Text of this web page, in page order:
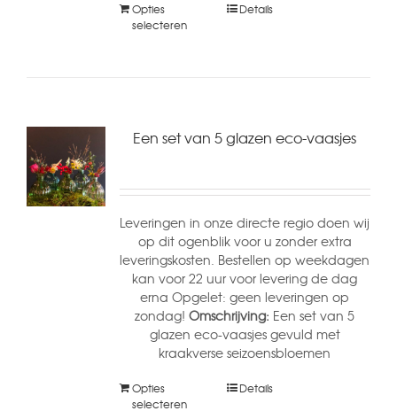
Opties
selecteren
Details
Een set van 5 glazen eco-vaasjes
Leveringen in onze directe regio doen wij
op dit ogenblik voor u zonder extra
leveringskosten. Bestellen op weekdagen
kan voor 22 uur voor levering de dag
erna Opgelet: geen leveringen op
zondag!Omschrijving: Een set van 5
glazen eco-vaasjes gevuld met
kraakverse seizoensbloemen
Opties
selecteren
Details